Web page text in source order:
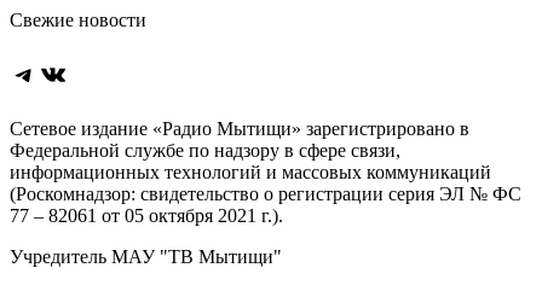
Свежие новости
Telegram
ВКонтакте
Сетевое издание «Радио Мытищи» зарегистрировано в
Федеральной службе по надзору в сфере связи,
информационных технологий и массовых коммуникаций
(Роскомнадзор: свидетельство о регистрации серия ЭЛ № ФС
77 – 82061 от 05 октября 2021 г.).
Учредитель МАУ "ТВ Мытищи"